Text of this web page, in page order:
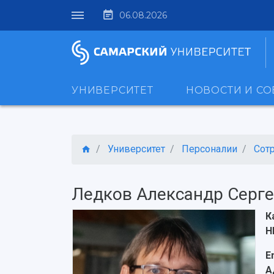
06.08.2026
УНИВЕРСИТЕТ НОВОСТИ И
Университет Персоналии
Ледков Александр